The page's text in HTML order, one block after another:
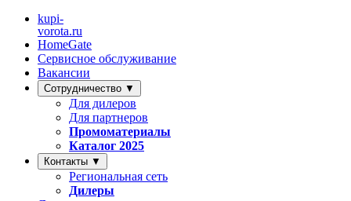
kupi-
vorota.ru
HomeGate
Сервисное обслуживание
Вакансии
Сотрудничество ▼
Для дилеров
Для партнеров
Промоматериалы
Каталог 2025
Контакты ▼
Региональная сеть
Дилеры